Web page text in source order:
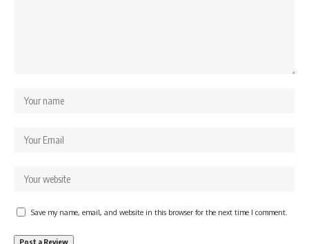
Save my name, email, and website in this browser for the next time I comment.